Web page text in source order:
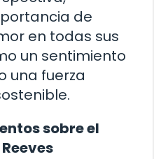
de
en todas sus
un sentimiento
una fuerza
sobre el